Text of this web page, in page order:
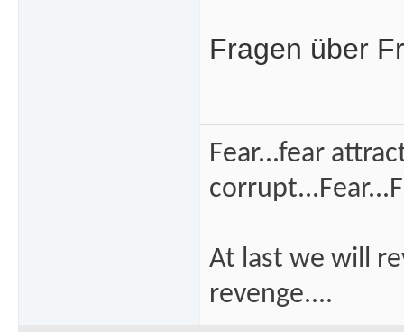
Fragen über
Fear...fear
At last we will
revenge....